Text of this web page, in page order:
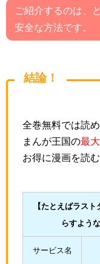
ご紹介するのは、
安全な方法です。
結論！
全巻無料では読め
まんが王国の最
お得に漫画を読
【たとえばラス
らすよう
サービス名